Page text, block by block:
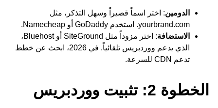
الدومين: اختر اسماً قصيراً وسهل التذكر، مثل
yourbrand.com. استخدم GoDaddy أو Namecheap.
الاستضافة
: اختر مزوداً مثل SiteGround أو Bluehost،
الذي يدعم ووردبريس تلقائياً. في 2026، ابحث عن خطط
تدعم CDN للسرعة.
الخطوة 2: تثبيت ووردبريس